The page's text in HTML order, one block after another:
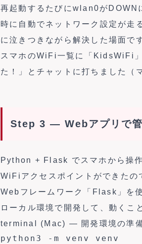
再起動するたびにwlan0がDOWN
時に自動でネットワーク設定が走
に泣きつきながら解決した場面で
スマホのWiFi一覧に「KidsWiFi
た！」とチャットに打ちました（
Step 3 — Webアプリで管
Python + Flask でスマホから操
WiFiアクセスポイントができた
Webフレームワーク「Flask」を
ローカル環境で開発して、動くこ
terminal (Mac) — 開発環境の準
python3 -m venv venv